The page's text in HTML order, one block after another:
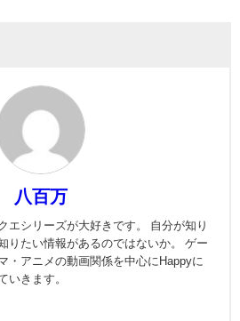
八百万
エシリーズが大好きです。 自分が知り
りたい情報があるのではないか。 ゲー
・アニメの動画関係を中心にHappyに
いきます。